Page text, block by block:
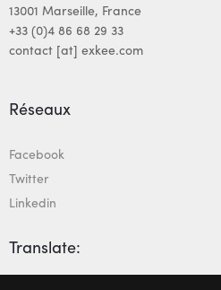
13001 Marseille, France
+33 (0)4 86 68 29 33
contact [at] exkee.com
Réseaux
Facebook
Twitter
Linkedin
Translate: